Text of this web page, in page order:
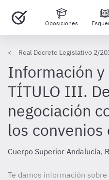
Oposiciones
Real Decreto Legislativo 2/
Información
TÍTULO III.
negociación
los
Cuerpo Superior Andalucía,
Te damos información